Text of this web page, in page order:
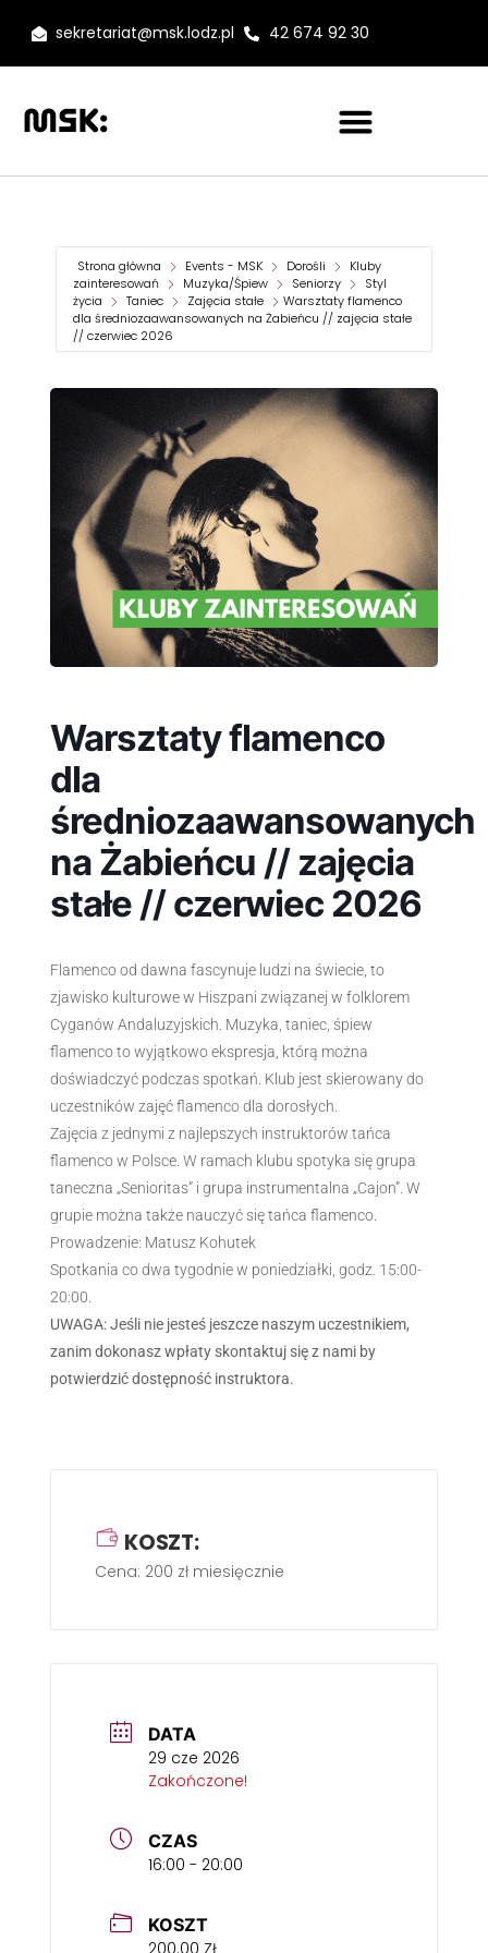
sekretariat@msk.lodz.pl 42 674 92 30
Strona główna Events - MSK Dorośli
Kluby
zainteresowań
Muzyka/Śpiew Seniorzy
Styl
życia
Taniec Zajęcia stałe
Warsztaty flamenco
dla średniozaawansowanych na Żabieńcu // zajęcia stałe
// czerwiec 2026
Warsztaty flamenco
dla
średniozaawansowanych
na Żabieńcu // zajęcia
stałe // czerwiec 2026
Flamenco od dawna fascynuje ludzi na świecie, to
zjawisko kulturowe w Hiszpani związanej w folklorem
Cyganów Andaluzyjskich. Muzyka, taniec, śpiew
flamenco to wyjątkowo ekspresja, którą można
doświadczyć podczas spotkań. Klub jest skierowany do
uczestników zajęć flamenco dla dorosłych.
Zajęcia z jednymi z najlepszych instruktorów tańca
flamenco w Polsce. W ramach klubu spotyka się grupa
taneczna „Senioritas” i grupa instrumentalna „Cajon”. W
grupie można także nauczyć się tańca flamenco.
Prowadzenie: Matusz Kohutek
Spotkania co dwa tygodnie w poniedziałki, godz. 15:00-
20:00.
UWAGA: Jeśli nie jesteś jeszcze naszym uczestnikiem,
zanim dokonasz wpłaty skontaktuj się z nami by
potwierdzić dostępność instruktora.
KOSZT:
Cena: 200 zł miesięcznie
DATA
29 cze 2026
Zakończone!
CZAS
16:00 - 20:00
KOSZT
200.00 ZŁ